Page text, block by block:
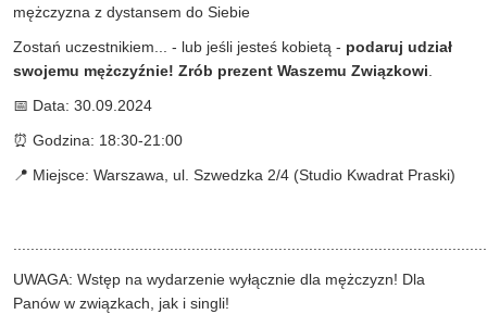
mężczyzna z dystansem do Siebie
Zostań uczestnikiem... - lub jeśli jesteś kobietą - podaruj udział
swojemu mężczyźnie! Zrób prezent Waszemu Związkowi.
📅 Data: 30.09.2024
⏰ Godzina: 18:30-21:00
📍 Miejsce: Warszawa, ul. Szwedzka 2/4 (Studio Kwadrat Praski)
UWAGA: Wstęp na wydarzenie wyłącznie dla mężczyzn! Dla
Panów w związkach, jak i singli!